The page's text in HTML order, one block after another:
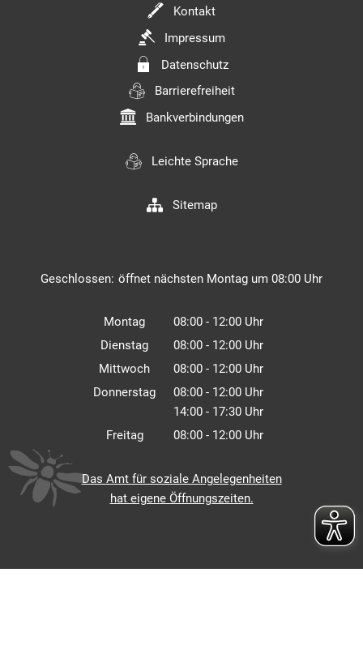
Kontakt
Impressum
Datenschutz
Barrierefreiheit
Bankverbindungen
Leichte Sprache
Sitemap
Klicken, um weitere Öffnungs- oder Schließzeiten
Geschlossen: öffnet nächsten Montag um 08:00 Uhr
Montag 08:00- 12:00Uhr
Von 08:00 bis 12:00 Uhr
Dienstag 08:00- 12:00Uhr
Von 08:00 bis 12:00 Uhr
Mittwoch 08:00- 12:00Uhr
Von 08:00 bis 12:00 Uhr
Donnerstag 08:00- 12:00Uhr
Von 08:00 bis 12:00 Uhr
14:00- 17:30Uhr
Von 14:00 bis 17:30 Uhr
Freitag 08:00- 12:00Uhr
Das Amt für soziale Angelegenheiten
hat eigene Öffnungszeiten.